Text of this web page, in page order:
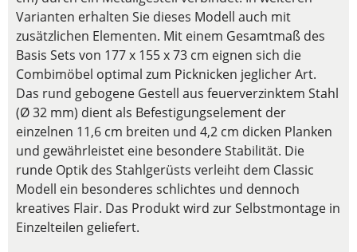
Varianten erhalten Sie dieses Modell auch mit
zusätzlichen Elementen. Mit einem Gesamtmaß des
Basis Sets von 177 x 155 x 73 cm eignen sich die
Combimöbel optimal zum Picknicken jeglicher Art.
Das rund gebogene Gestell aus feuerverzinktem Stahl
(Ø 32 mm) dient als Befestigungselement der
einzelnen 11,6 cm breiten und 4,2 cm dicken Planken
und gewährleistet eine besondere Stabilität. Die
runde Optik des Stahlgerüsts verleiht dem Classic
Modell ein besonderes schlichtes und dennoch
kreatives Flair. Das Produkt wird zur Selbstmontage in
Einzelteilen geliefert.